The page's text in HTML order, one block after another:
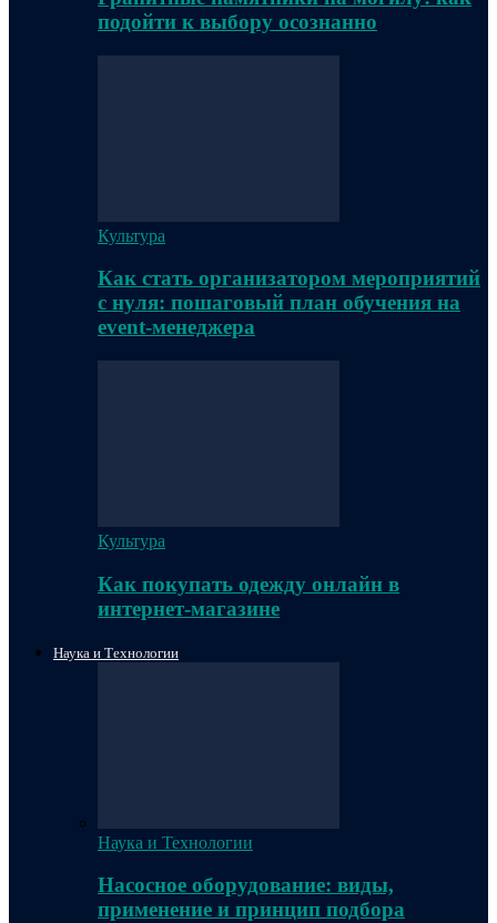
подойти к выбору осознанно
Культура
Как стать организатором мероприятий
с нуля: пошаговый план обучения на
event-менеджера
Культура
Как покупать одежду онлайн в
интернет-магазине
Наука и Технологии
Наука и Технологии
Насосное оборудование: виды,
применение и принцип подбора